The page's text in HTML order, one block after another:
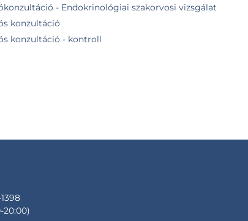
- Endokrinológiai szakorvosi vizsgálat
konzultáció
konzultáció - kontroll
20:00)